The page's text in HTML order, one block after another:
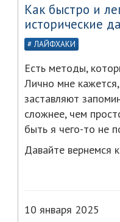
Как быстро и
исторические
ЛАЙФХАКИ
Есть методы,
Лично мне
заставляют
сложнее, чем
быть я чего-то не
Давайте вернемся
10 января 2025